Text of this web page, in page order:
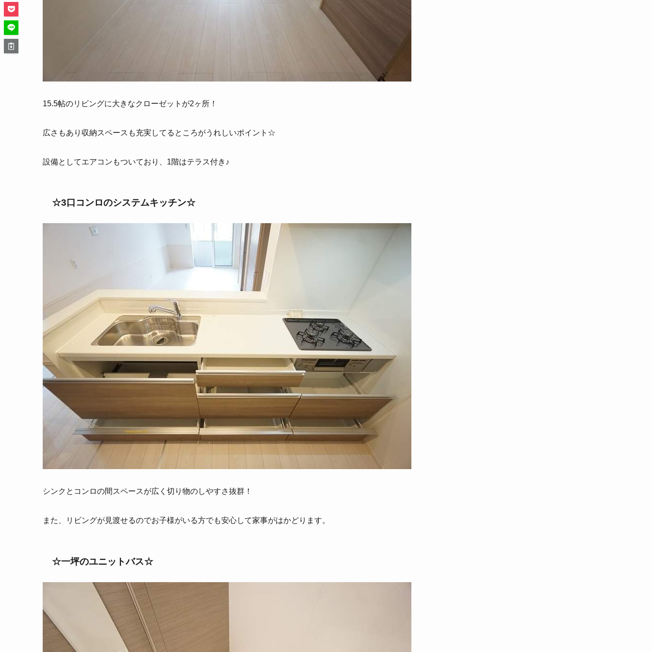
15.5帖のリビングに大きなクローゼットが2ヶ所！
広さもあり収納スペースも充実してるところがうれしいポイント☆
設備としてエアコンもついており、1階はテラス付き♪
☆3口コンロのシステムキッチン☆
シンクとコンロの間スペースが広く切り物のしやすさ抜群！
また、リビングが見渡せるのでお子様がいる方でも安心して家事がはかどります。
☆一坪のユニットバス☆